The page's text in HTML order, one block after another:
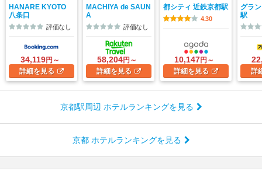
HANARE KYOTO
八条口
評価なし
34,119円～
詳細を見る
MACHIYA de SAUN
A
評価なし
58,204円～
詳細を見る
都シティ 近鉄京都駅
4.30
10,147円～
詳細を見る
グラ
駅
詳
京都駅周辺 ホテルランキングを見る
京都 ホテルランキングを見る